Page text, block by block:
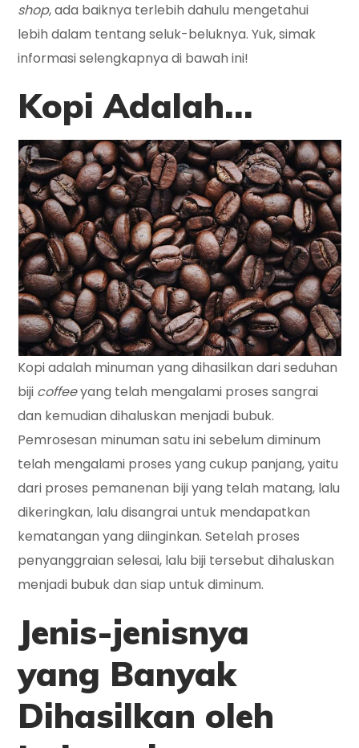
shop, ada baiknya terlebih dahulu mengetahui
lebih dalam tentang seluk-beluknya. Yuk, simak
informasi selengkapnya di bawah ini!
Kopi Adalah…
Kopi adalah minuman yang dihasilkan dari seduhan
biji coffeeyang telah mengalami proses sangrai
dan kemudian dihaluskan menjadi bubuk.
Pemrosesan minuman satu ini sebelum diminum
telah mengalami proses yang cukup panjang, yaitu
dari proses pemanenan biji yang telah matang, lalu
dikeringkan, lalu disangrai untuk mendapatkan
kematangan yang diinginkan. Setelah proses
penyanggraian selesai, lalu biji tersebut dihaluskan
menjadi bubuk dan siap untuk diminum.
Jenis-jenisnya
yang Banyak
Dihasilkan oleh